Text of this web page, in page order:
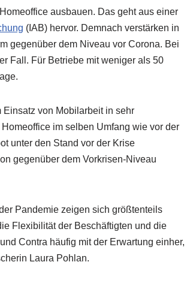
ausbauen. Das geht aus einer
(IAB) hervor. Demnach verstärken in
gegenüber dem Niveau vor Corona. Bei
Fall. Für Betriebe mit weniger als 50
von Mobilarbeit in sehr
im selben Umfang wie vor der
unter den Stand vor der Krise
gegenüber dem Vorkrisen-Niveau
Pandemie zeigen sich größtenteils
Flexibilität der Beschäftigten und die
Contra häufig mit der Erwartung einher,
Laura Pohlan.